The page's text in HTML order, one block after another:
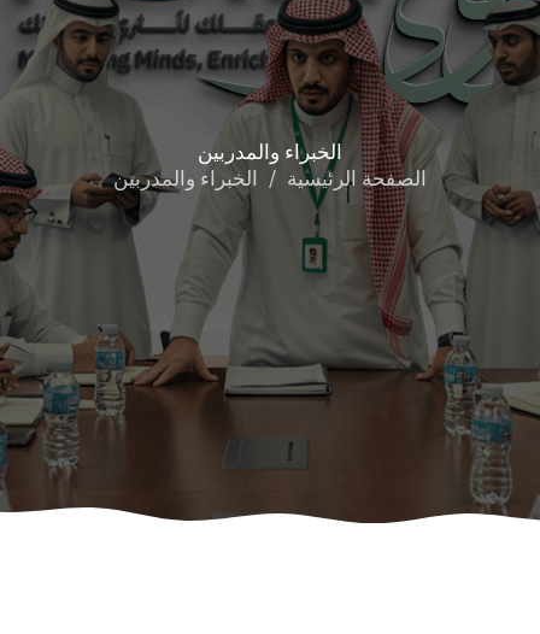
الخبراء والمدربين
الصفحة الرئيسية
الخبراء والمدربين